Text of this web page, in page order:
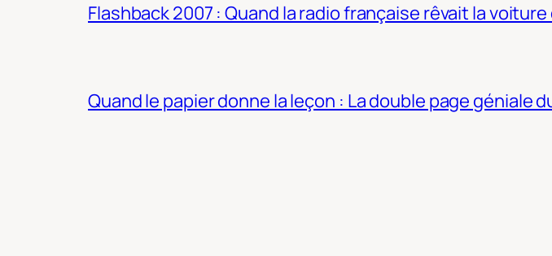
Flashback 2007 : Quand la radio française rêvait la
Quand le papier donne la leçon : La double page géniale